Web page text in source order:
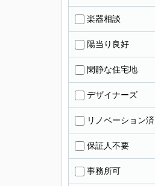
楽器相談
陽当り良好
閑静な住宅地
デザイナーズ
リノベーション済
保証人不要
事務所可